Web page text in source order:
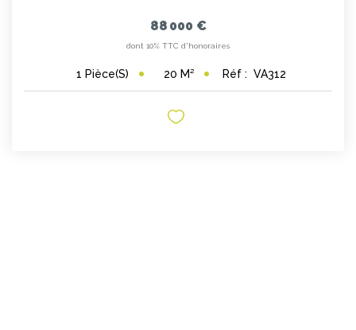
88 000 €
dont 10% TTC d'honoraires
1 Pièce(s) 20 M² Réf : VA312